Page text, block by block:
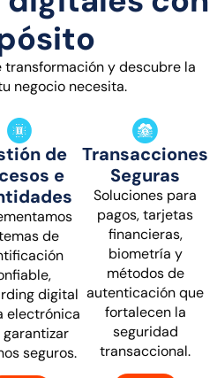
transformación y descubre la
negocio necesita.
de
e
de
digital
electrónica
garantizar
seguros.
Transacciones
Seguras
Soluciones para
pagos, tarjetas
financieras,
biometría y
métodos de
autenticación que
fortalecen la
seguridad
transaccional.